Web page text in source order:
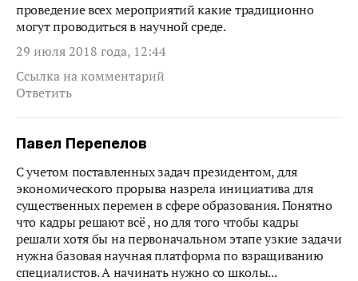
проведение всех мероприятий какие традиционно
могут проводиться в научной среде.
29 июля 2018 года, 12:44
Ссылка на комментарий
Ответить
Павел Перепелов
С учетом поставленных задач президентом, для
экономического прорыва назрела инициатива для
существенных перемен в сфере образования. Понятно
что кадры решают всё , но для того чтобы кадры
решали хотя бы на первоначальном этапе узкие задачи
нужна базовая научная платформа по взращиванию
специалистов. А начинать нужно со школы...